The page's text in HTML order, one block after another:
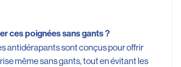
ces poignées sans gants ?
antidérapants sont conçus pour offrir
même sans gants, tout en évitant les